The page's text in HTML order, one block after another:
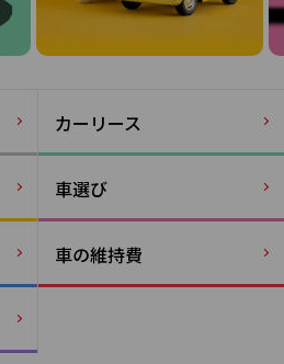
カーリース
車選び
車の維持費